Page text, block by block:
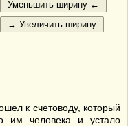
к счетоводу, который
им человека и устало